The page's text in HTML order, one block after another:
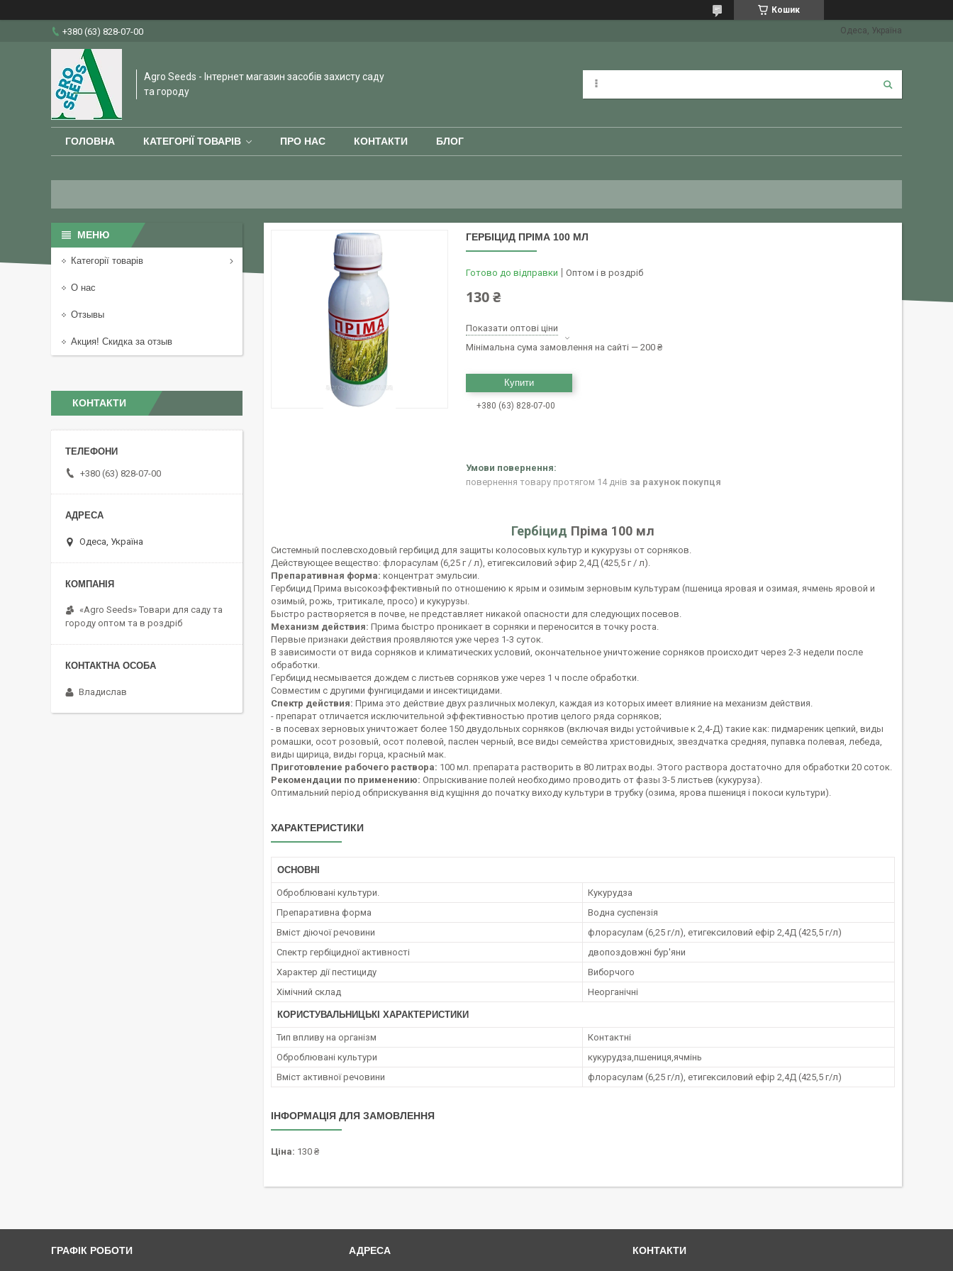
Кошик
+380 (63) 828-07-00 Одеса, Україна
Agro Seeds - Інтернет магазин засобів захисту саду
та городу
ГОЛОВНА КАТЕГОРІЇ ТОВАРІВ ПРО НАС КОНТАКТИ БЛОГ
ГЕРБІЦИД ПРІМА 100 МЛ
Готово до відправки Оптом і в роздріб
130 ₴
Показати оптові ціни
Мінімальна сума замовлення на сайті — 200 ₴
Купити
+380 (63) 828-07-00
повернення товару протягом 14 днів за рахунок покупця
Гербіцид Пріма 100 мл
Системный послевсходовый гербицид для защиты колосовых культур и кукурузы от сорняков.
Действующее вещество: флорасулам (6,25 г / л), етигексиловий эфир 2,4Д (425,5 г / л).
Препаративная форма: концентрат эмульсии.
Гербицид Прима высокоэффективный по отношению к ярым и озимым зерновым культурам (пшеница яровая и озимая, ячмень яровой и
озимый, рожь, тритикале, просо) и кукурузы.
Быстро растворяется в почве, не представляет никакой опасности для следующих посевов.
Механизм действия: Прима быстро проникает в сорняки и переносится в точку роста.
Первые признаки действия проявляются уже через 1-3 суток.
В зависимости от вида сорняков и климатических условий, окончательное уничтожение сорняков происходит через 2-3 недели после
обработки.
Гербицид несмывается дождем с листьев сорняков уже через 1 ч после обработки.
Совместим с другими фунгицидами и инсектицидами.
Спектр действия: Прима это действие двух различных молекул, каждая из которых имеет влияние на механизм действия.
- препарат отличается исключительной эффективностью против целого ряда сорняков;
- в посевах зерновых уничтожает более 150 двудольных сорняков (включая виды устойчивые к 2,4-Д) такие как: пидмареник цепкий, виды
ромашки, осот розовый, осот полевой, паслен черный, все виды семейства христовидных, звездчатка средняя, пупавка полевая, лебеда,
виды щирица, виды горца, красный мак.
Приготовление рабочего раствора: 100 мл. препарата растворить в 80 литрах воды. Этого раствора достаточно для обработки 20 соток.
Рекомендации по применению: Опрыскивание полей необходимо проводить от фазы 3-5 листьев (кукуруза).
Оптимальний період обприскування від кущіння до початку виходу культури в трубку (озима, ярова пшениця і покоси культури).
ХАРАКТЕРИСТИКИ
ОСНОВНІ
Оброблювані культури.
Кукурудза
Препаративна форма
Водна суспензія
Вміст діючої речовини
флорасулам (6,25 г/л), етигексиловий ефір 2,4Д (425,5 г/л)
Спектр гербіцидної активності
двопоздовжні бур'яни
Характер дії пестициду
Виборчого
Хімічний склад
Неорганічні
КОРИСТУВАЛЬНИЦЬКІ ХАРАКТЕРИСТИКИ
Тип впливу на організм
Контактні
Оброблювані культури
кукурудза,пшениця,ячмінь
Вміст активної речовини
флорасулам (6,25 г/л), етигексиловий ефір 2,4Д (425,5 г/л)
ІНФОРМАЦІЯ ДЛЯ ЗАМОВЛЕННЯ
Ціна: 130 ₴
Категорії товарів
О нас
Отзывы
Акция! Скидка за отзыв
КОНТАКТИ
+380 (63) 828-07-00
Одеса, Україна
«Agro Seeds» Товари для саду та
городу оптом та в роздріб
Владислав
ГРАФІК РОБОТИ